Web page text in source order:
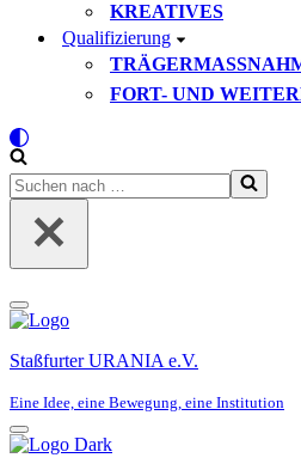
KREATIVES
Qualifizierung
FORT- UND
Suchen
nach …
Navigationsmenü
Staßfurter URANIA e.V.
Eine Idee, eine Bewegung, eine Institution
Navigationsmenü